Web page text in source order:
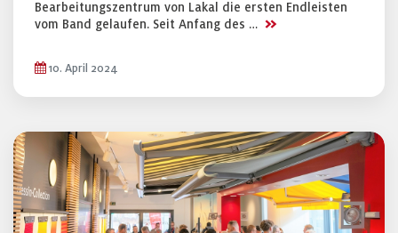
Bearbeitungszentrum von Lakal die ersten Endleisten
vom Band gelaufen. Seit Anfang des … >>
10. April 2024